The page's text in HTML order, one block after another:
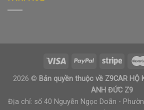
2026 © Bản quyền thuộc về Z9CAR HỘ
ANH ĐỨC Z9
Địa chỉ: số 40 Nguyễn Ngọc Doãn -